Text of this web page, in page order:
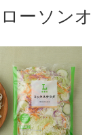
ローソン